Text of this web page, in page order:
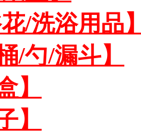
花/洗浴用品
/勺/漏斗】
】
】